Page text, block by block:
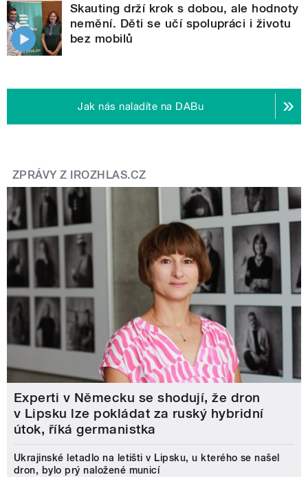
Skauting drží krok s dobou, ale hodnoty
nemění. Děti se učí spolupráci i životu
bez mobilů
Jak nás naladíte na DABu
ZPRÁVY Z IROZHLAS.CZ
Experti v Německu se shodují, že dron
v Lipsku lze pokládat za ruský hybridní
útok, říká germanistka
Ukrajinské letadlo na letišti v Lipsku, u kterého se našel
dron, bylo prý naložené municí